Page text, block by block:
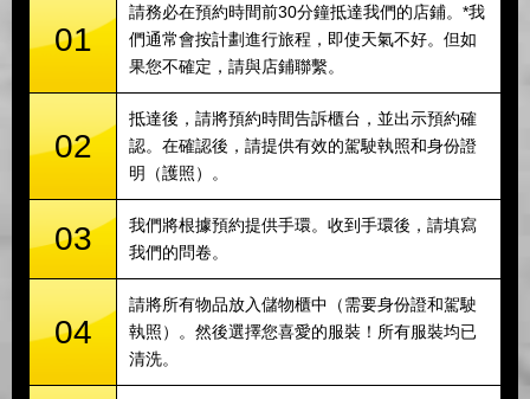
01
請務必在預約時間前30分鐘抵達我們的店鋪。*我
們通常會按計劃進行旅程，即使天氣不好。但如
果您不確定，請與店鋪聯繫。
02
抵達後，請將預約時間告訴櫃台，並出示預約確
認。在確認後，請提供有效的駕駛執照和身份證
明（護照）。
03
我們將根據預約提供手環。收到手環後，請填寫
我們的問卷。
04
請將所有物品放入儲物櫃中（需要身份證和駕駛
執照）。然後選擇您喜愛的服裝！所有服裝均已
清洗。